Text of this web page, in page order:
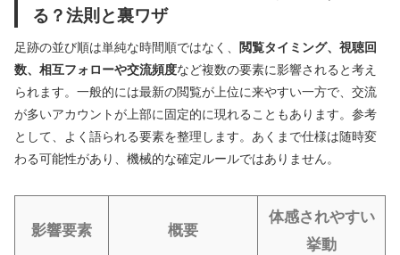
る？法則と裏ワザ
足跡の並び順は単純な時間順ではなく、
閲覧タイミング、視聴回
数、相互フォローや交流頻度など複数の要素に影響されると考え
られます。一般的には最新の閲覧が上位に来やすい一方で、交流
が多いアカウントが上部に固定的に現れることもあります。参考
として、よく語られる要素を整理します。あくまで仕様は随時変
わる可能性があり、機械的な確定ルールではありません。
影響要素 概要
体感されやすい
挙動